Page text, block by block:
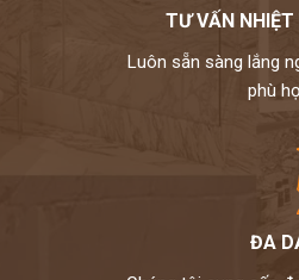
Đá Đen Ấn Độ được sử dụng
tiếp xúc nhiều với sự bào mòn.
tiền, bàn bếp,… giúp cho việc vệ
TƯ VẤN NHIỆT
Luôn sẵn sàng lắng
phù
ĐA